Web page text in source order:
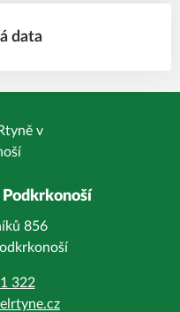
data
Podkrkonoší
856
322